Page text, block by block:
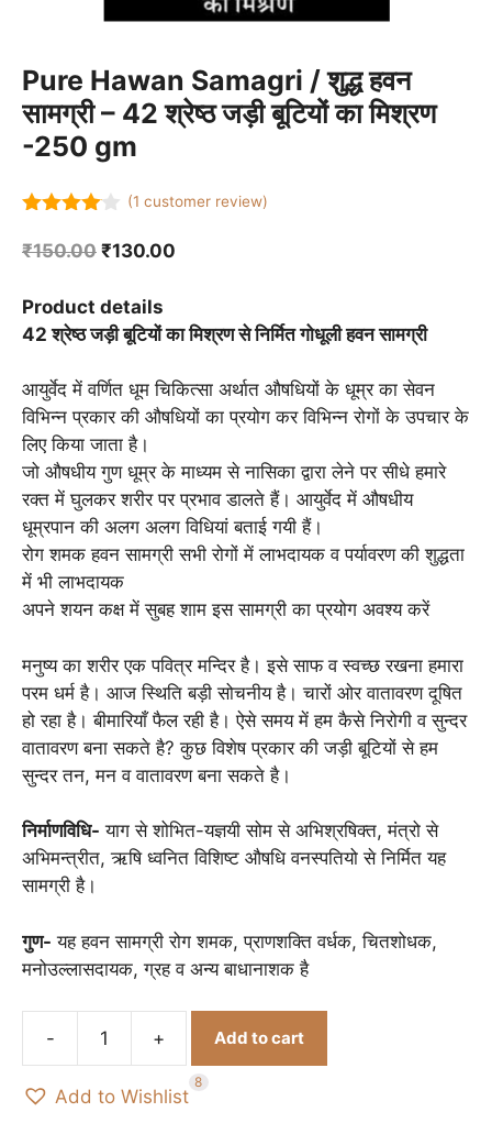
Pure Hawan Samagri / शुद्ध हवन
सामग्री – 42 श्रेष्ठ जड़ी बूटियों का मिश्रण
-250 gm
of 5
(1 customer review)
₹150.00 Original
was:
₹150.00.
₹130.00
₹130.00.
Product details
42 श्रेष्ठ जड़ी बूटियों का मिश्रण से निर्मित गोधूली हवन सामग्री
आयुर्वेद में वर्णित धूम चिकित्सा अर्थात औषधियों के धूम्र का सेवन
विभिन्न प्रकार की औषधियों का प्रयोग कर विभिन्न रोगों के उपचार के
लिए किया जाता है।
जो औषधीय गुण धूम्र के माध्यम से नासिका द्वारा लेने पर सीधे हमारे
रक्त में घुलकर शरीर पर प्रभाव डालते हैं। आयुर्वेद में औषधीय
धूम्रपान की अलग अलग विधियां बताई गयी हैं।
रोग शमक हवन सामग्री सभी रोगों में लाभदायक व पर्यावरण की शुद्धता
में भी लाभदायक
अपने शयन कक्ष में सुबह शाम इस सामग्री का प्रयोग अवश्य करें
मनुष्य का शरीर एक पवित्र मन्दिर है। इसे साफ व स्वच्छ रखना हमारा
परम धर्म है। आज स्थिति बड़ी सोचनीय है। चारों ओर वातावरण दूषित
हो रहा है। बीमारियाँ फैल रही है। ऐसे समय में हम कैसे निरोगी व सुन्दर
वातावरण बना सकते है? कुछ विशेष प्रकार की जड़ी बूटियों से हम
सुन्दर तन, मन व वातावरण बना सकते है।
निर्माणविधि- याग से शोभित-यज्ञयी सोम से अभिश्रषिक्त, मंत्रो से
अभिमन्त्रीत, ऋषि ध्वनित विशिष्ट औषधि वनस्पतियो से निर्मित यह
सामग्री है।
गुण- यह हवन सामग्री रोग शमक, प्राणशक्ति वर्धक, चितशोधक,
मनोउल्लासदायक, ग्रह व अन्य बाधानाशक है
-
Pure
Hawan
Samagri
+ Add to cart
Add to Wishlist
8